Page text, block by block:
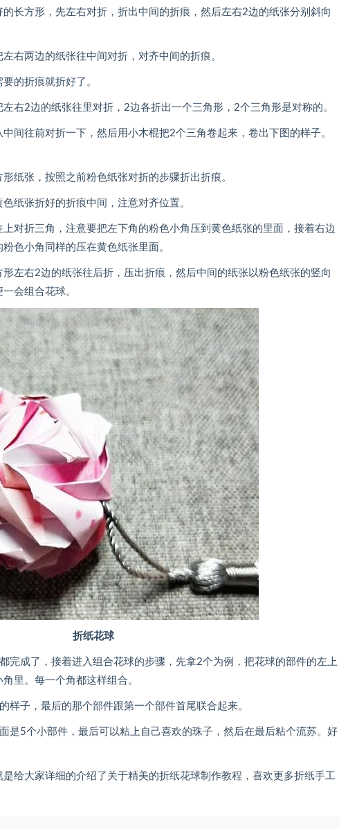
方形，先左右对折，折出中间的折痕，然后左右2边的纸张分别斜向
两边的纸张往中间对折，对齐中间的折痕。
的折痕就折好了。
2边的纸张往里对折，2边各折出一个三角形，2个三角形是对称的。
往前对折一下，然后用小木棍把2个三角卷起来，卷出下图的样子。
张，按照之前粉色纸张对折的步骤折出折痕。
张折好的折痕中间，注意对齐位置。
折三角，注意要把左下角的粉色小角压到黄色纸张的里面，接着右边
色小角同样的压在黄色纸张里面。
右2边的纸张往后折，压出折痕，然后中间的纸张以粉色纸张的竖向
会组合花球。
折纸花球
成了，接着进入组合花球的步骤，先拿2个为例，把花球的部件的左上
里。每一个角都这样组合。
子，最后的那个部件跟第一个部件首尾联合起来。
5个小部件，最后可以粘上自己喜欢的珠子，然后在最后粘个流苏。好
大家详细的介绍了关于精美的折纸花球制作教程，喜欢更多折纸手工